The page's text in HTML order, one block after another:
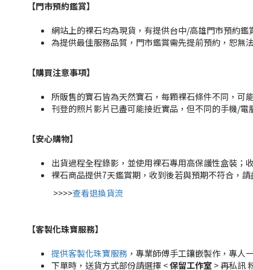
【門市預約鑑賞】
網站上的裸石均為現貨，有提供台中/高雄門市預約鑑
為提供最佳服務品質，門市鑑賞需先提前預約，恕無
【購買注意事項】
所販售的寶石皆為天然寶石，每顆裸石條件不同，可
刊登的照片影片已盡可能接近實品，但不同的手機/
【安心購物】
出貨過程全程錄影，並使用裸石專用高保護性盒裝；
裸石商品提供7天鑑賞期，收到後若與預期不符合，
>>>>查看退換貨流
【客製化珠寶服務】
提供客製化珠寶服務 ，專業師傅手工鑲嵌製作，專人
下單時，送貨方式部份請選擇 <保留工作室 > 再私訊